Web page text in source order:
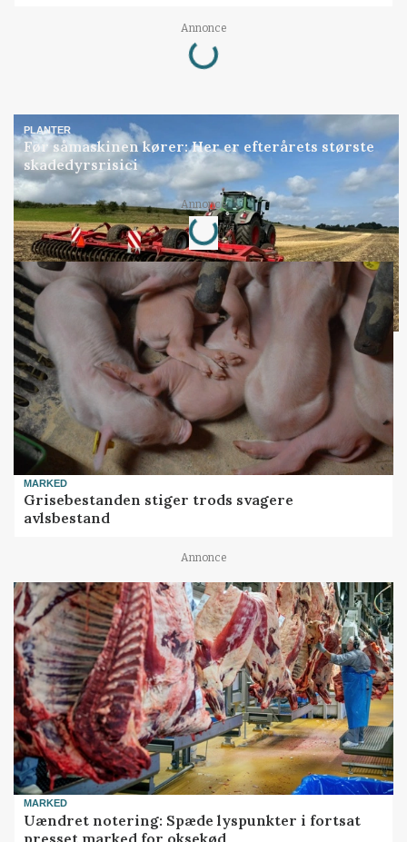
Annonce
Loading...
PLANTER
Før såmaskinen kører: Her er efterårets største
skadedyrsrisici
Annonce
Loading...
MARKED
Grisebestanden stiger trods svagere
avlsbestand
Annonce
MARKED
Uændret notering: Spæde lyspunkter i fortsat
presset marked for oksekød